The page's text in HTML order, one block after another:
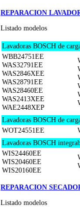
REPARACION
Listado modelos
Lavadoras BOSCH de
WBB24751EE
WAS32791EE
WAS2846XEE
WAS28791EE
WAS28460EE
WAS2413XEE
WAE2448XEP
Lavadoras BOSCH de
WOT24551EE
Lavadoras BOSCH
WIS24460EE
WIS20460EE
WIS20160EE
REPARACION
Listado modelos